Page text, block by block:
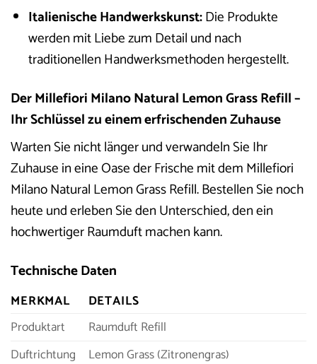
Italienische Handwerkskunst:Die Produkte
werden mit Liebe zum Detail und nach
traditionellen Handwerksmethoden hergestellt.
Der Millefiori Milano Natural Lemon Grass Refill –
Ihr Schlüssel zu einem erfrischenden Zuhause
Warten Sie nicht länger und verwandeln Sie Ihr
Zuhause in eine Oase der Frische mit dem Millefiori
Milano Natural Lemon Grass Refill. Bestellen Sie noch
heute und erleben Sie den Unterschied, den ein
hochwertiger Raumduft machen kann.
Technische Daten
MERKMAL
DETAILS
Produktart
Raumduft Refill
Duftrichtung
Lemon Grass (Zitronengras)